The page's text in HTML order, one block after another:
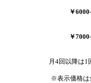
￥
￥7000-
月4回以降は1
※表示価格は